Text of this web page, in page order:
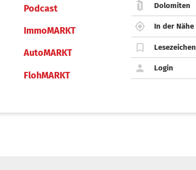
Podcast
ImmoMARKT
AutoMARKT
FlohMARKT
Dolomiten
In der Nähe
Lesezeichen
Login